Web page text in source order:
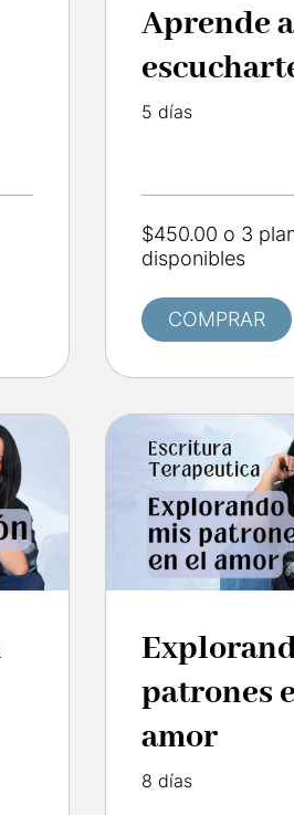
Aprende a
5 días
$450.00 o 3
disponibles
COMPRAR
patrones
amor
8 días